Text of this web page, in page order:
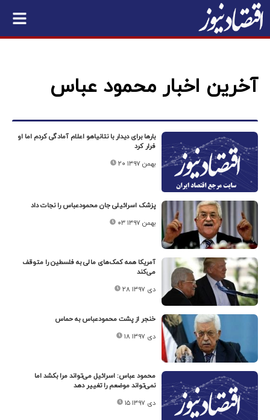
آخرین اخبار محمود عباس
بارها برای دیدار با نتانیاهو اعلام آمادگی کردم اما او
فرار کرد
۲۰ بهمن ۱۳۹۷
پزشک اسرائیلی جان محمودعباس را نجات داد
۰۳ بهمن ۱۳۹۷
آمریکا همه کمک‌های مالی به فلسطین را متوقف
می‌کند
۲۸ دی ۱۳۹۷
خنجر از پشت محمودعباس به حماس
۱۸ دی ۱۳۹۷
محمود عباس: اسرائیل می‌تواند مرا بکشد اما
نمی‌تواند موضعم را تغییر دهد
۱۵ دی ۱۳۹۷